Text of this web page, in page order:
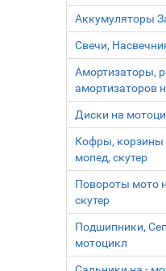
Аккумуляторы
Свечи,
Амортизаторы,
амортизаторов
Диски на
Кофры, корзины
мопед, скутер
Повороты мото
скутер
Подшипники,
мотоцикл